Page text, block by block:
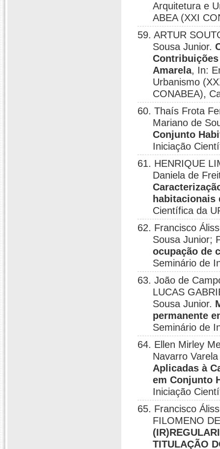
Arquitetura e
ABEA (XXI
59. ARTUR
Sousa Junior.
Contribuições
Amarela, In:
Urbanismo
CONABEA),
60. Thaís Frota
Mariano de
Conjunto
Iniciação
61. HENRIQUE
Daniela de
habitacionais
Científica da
62. Francisco
Sousa Junior;
ocupação de
Seminário de
63. João de
LUCAS
Sousa Junior.
permanente
Seminário de
64. Ellen Mirley
Navarro
Aplicadas à
em Conjunto
Iniciação
65. Francisco
FILOMENO
TITULAÇÃO